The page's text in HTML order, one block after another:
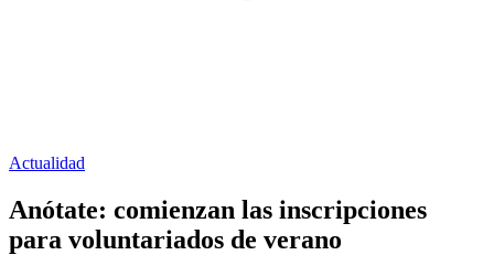
Actualidad
Anótate: comienzan las inscripciones
para voluntariados de verano